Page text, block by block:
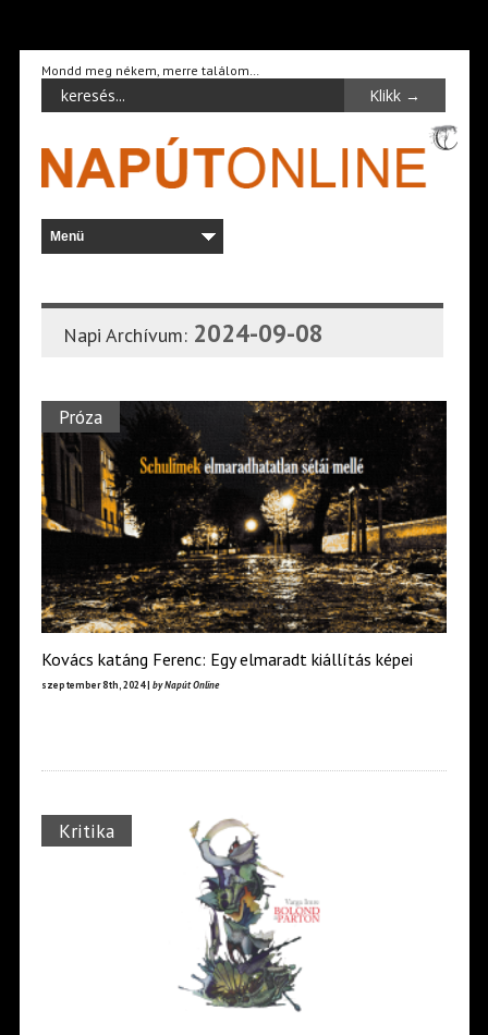
Mondd meg nékem, merre találom…
Napi Archívum: 2024-09-08
Próza
Kovács katáng Ferenc: Egy elmaradt kiállítás képei
szeptember 8th, 2024 | by Napút Online
Kritika